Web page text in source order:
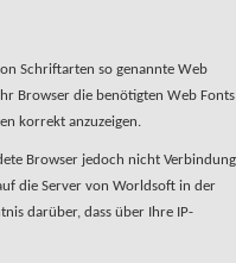
Schriftarten so genannte Web
Browser die benötigten Web Fonts
korrekt anzuzeigen.
Browser jedoch nicht Verbindung
die Server von Worldsoft in der
darüber, dass über Ihre IP-